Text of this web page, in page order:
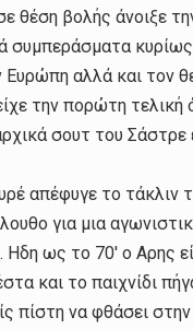
θέση βολής άνοιξε
αλλά και τον
την πορώτη
σουτ του
απέφυγε το
για μια
Ηδη ως το 70′ ο
και το παιχνίδι
να φθάσει στην